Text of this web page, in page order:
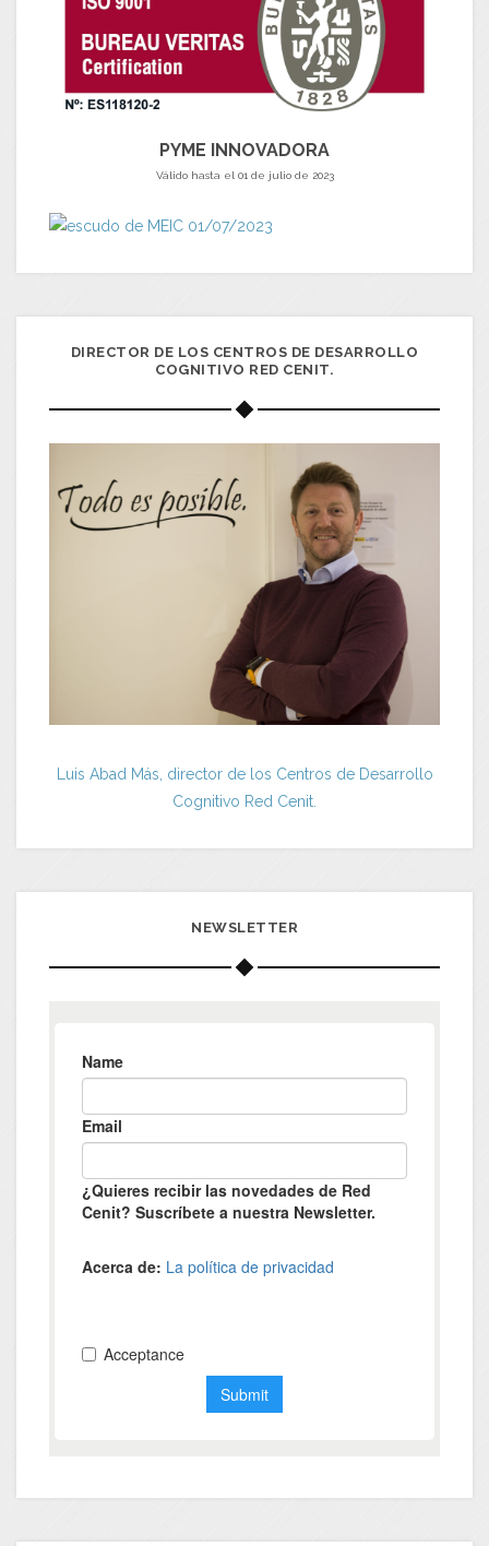
PYME INNOVADORA
Válido hasta el 01 de julio de 2023
DIRECTOR DE LOS CENTROS DE DESARROLLO
COGNITIVO RED CENIT.
Luis Abad Más, director de los Centros de Desarrollo
Cognitivo Red Cenit.
NEWSLETTER